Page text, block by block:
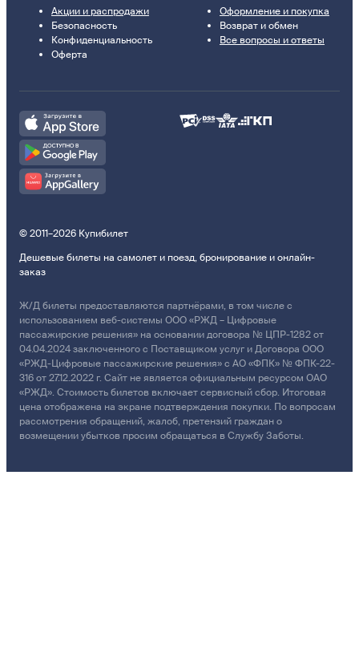
Акции и распродажи
Безопасность
Конфиденциальность
Оферта
Оформление и покупка
Возврат и обмен
Все вопросы и ответы
© 2011–2026 Купибилет
Дешевые билеты на самолет и поезд, бронирование и онлайн-
заказ
Ж/Д билеты предоставляются партнёрами, в том числе с
использованием веб-системы ООО «РЖД – Цифровые
пассажирские решения» на основании договора № ЦПР-1282 от
04.04.2024 заключенного с Поставщиком услуг и Договора ООО
«РЖД-Цифровые пассажирские решения» с АО «ФПК» № ФПК-22-
316 от 27.12.2022 г. Сайт не является официальным ресурсом ОАО
«РЖД». Стоимость билетов включает сервисный сбор. Итоговая
цена отображена на экране подтверждения покупки. По вопросам
рассмотрения обращений, жалоб, претензий граждан о
возмещении убытков просим обращаться в Службу Заботы.